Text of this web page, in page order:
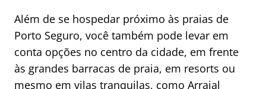
Além de se hospedar próximo às praias de
Porto Seguro, você também pode levar em
conta opções no centro da cidade, em frente
às grandes barracas de praia, em resorts ou
mesmo em vilas tranquilas, como Arraial